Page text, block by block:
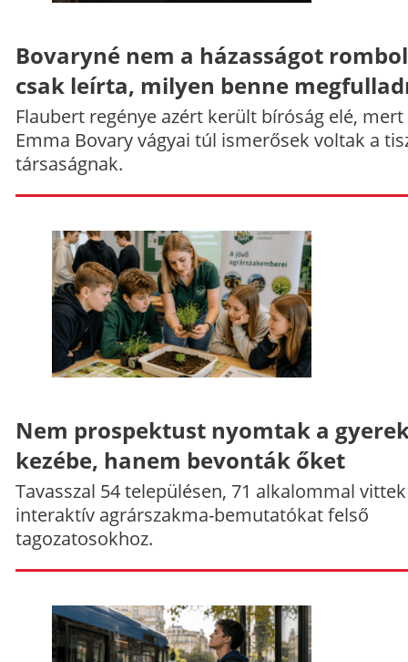
Bovaryné nem a házasságot
csak leírta, milyen benne
Flaubert regénye azért került bíróság elé, mert
Emma Bovary vágyai túl ismerősek voltak a
társaságnak.
Nem prospektust nyomtak a
kezébe, hanem bevonták őket
Tavasszal 54 településen, 71 alkalommal vittek
interaktív agrárszakma-bemutatókat felső
tagozatosokhoz.